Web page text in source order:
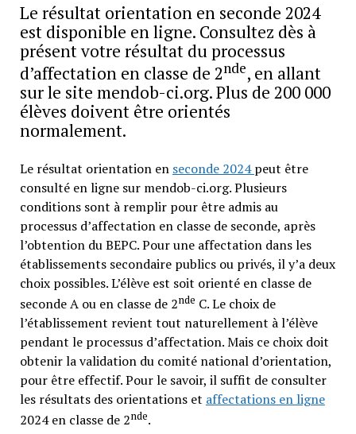
Le résultat orientation en seconde 2024
est disponible en ligne. Consultez dès à
présent votre résultat du processus
d’affectation en classe de 2nde, en allant
sur le site mendob-ci.org. Plus de 200 000
élèves doivent être orientés
normalement.
Le résultat orientation en seconde 2024peut être
consulté en ligne sur mendob-ci.org. Plusieurs
conditions sont à remplir pour être admis au
processus d’affectation en classe de seconde, après
l’obtention du BEPC. Pour une affectation dans les
établissements secondaire publics ou privés, il y’a deux
choix possibles. L’élève est soit orienté en classe de
seconde A ou en classe de 2nde C. Le choix de
l’établissement revient tout naturellement à l’élève
pendant le processus d’affectation. Mais ce choix doit
obtenir la validation du comité national d’orientation,
pour être effectif. Pour le savoir, il suffit de consulter
les résultats des orientations et affectations en ligne
2024 en classe de 2nde.